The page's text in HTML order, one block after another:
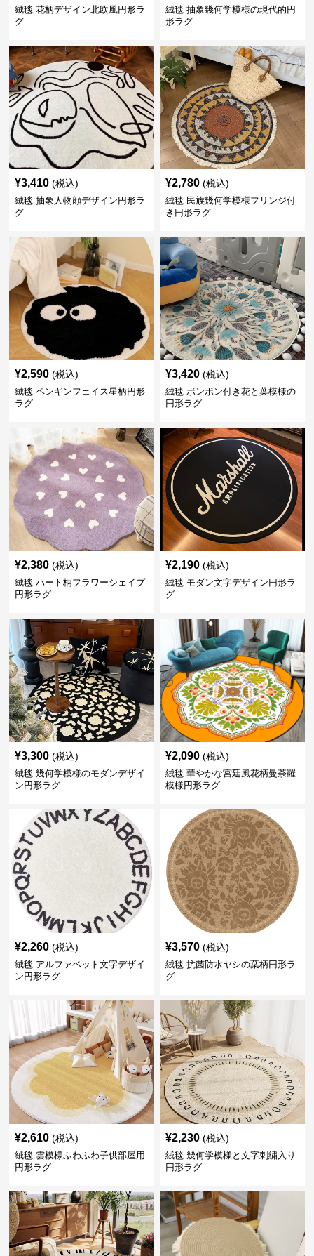
絨毯 花柄デザイン北欧風円形ラ
グ
絨毯 抽象幾何学模様の現代的円
形ラグ
¥3,410 (税込)
絨毯 抽象人物顔デザイン円形ラ
グ
¥2,780 (税込)
絨毯 民族幾何学模様フリンジ付
き円形ラグ
¥2,590 (税込)
絨毯 ペンギンフェイス星柄円形
ラグ
¥3,420 (税込)
絨毯 ボンボン付き花と葉模様の
円形ラグ
¥2,380 (税込)
絨毯 ハート柄フラワーシェイプ
円形ラグ
¥2,190 (税込)
絨毯 モダン文字デザイン円形ラ
グ
¥3,300 (税込)
絨毯 幾何学模様のモダンデザイ
ン円形ラグ
¥2,090 (税込)
絨毯 華やかな宮廷風花柄曼荼羅
模様円形ラグ
¥2,260 (税込)
絨毯 アルファベット文字デザイ
ン円形ラグ
¥3,570 (税込)
絨毯 抗菌防水ヤシの葉柄円形ラ
グ
¥2,610 (税込)
絨毯 雲模様ふわふわ子供部屋用
円形ラグ
¥2,230 (税込)
絨毯 幾何学模様と文字刺繍入り
円形ラグ